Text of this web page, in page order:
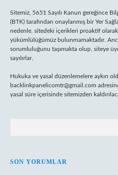
Sitemiz, 5651 Sayılı Kanun gereğince
(BTK) tarafından onaylanmış bir Yer
nedenle, sitedeki içerikleri proaktif
yükümlülüğümüz bulunmamaktadır.
sorumluluğunu taşımakta olup, siteye
sayılırlar.
Hukuka ve yasal düzenlemelere aykırı
backlinkpanelicomtr@gmail.com
yasal süre içerisinde sitemizden
SON YORUMLAR